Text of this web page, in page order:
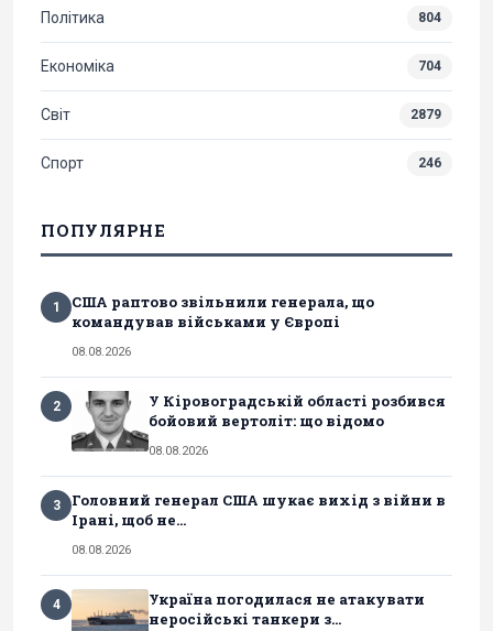
Політика 804
Економіка 704
Світ 2879
Спорт 246
ПОПУЛЯРНЕ
1
США раптово звільнили генерала, що
командував військами у Європі
08.08.2026
2
У Кіровоградській області розбився
бойовий вертоліт: що відомо
08.08.2026
3
Головний генерал США шукає вихід з війни в
Ірані, щоб не...
08.08.2026
4
Україна погодилася не атакувати
неросійські танкери з...